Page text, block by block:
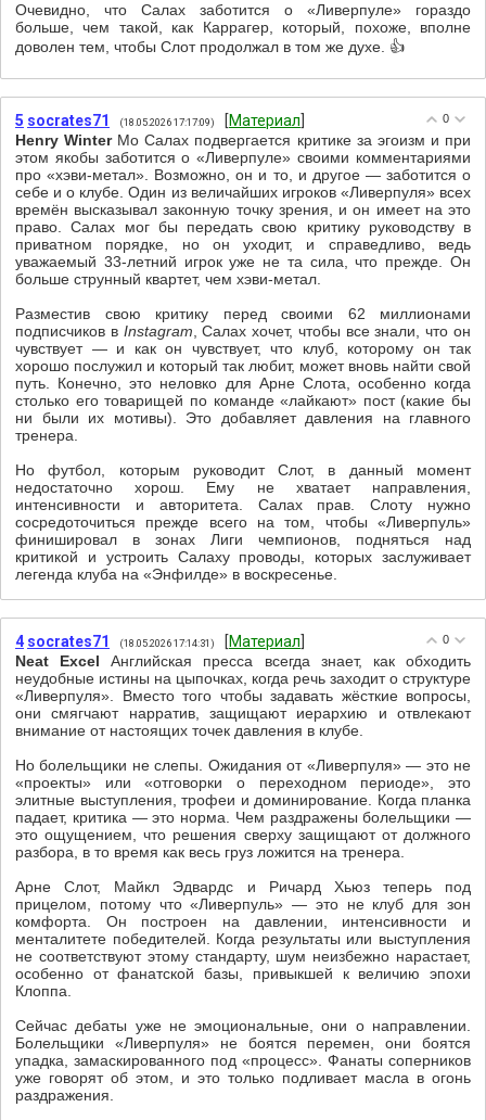
Очевидно, что Салах заботится о «Ливерпуле» гораздо
больше, чем такой, как Каррагер, который, похоже, вполне
доволен тем, чтобы Слот продолжал в том же духе. 👍
0
5 socrates71 (18.05.2026 17:17:09) [Материал
Henry WinterМо Салах подвергается критике за эгоизм и при
этом якобы заботится о «Ливерпуле» своими комментариями
про «хэви-метал». Возможно, он и то, и другое — заботится о
себе и о клубе. Один из величайших игроков «Ливерпуля» всех
времён высказывал законную точку зрения, и он имеет на это
право. Салах мог бы передать свою критику руководству в
приватном порядке, но он уходит, и справедливо, ведь
уважаемый 33-летний игрок уже не та сила, что прежде. Он
больше струнный квартет, чем хэви-метал.
Разместив свою критику перед своими 62 миллионами
подписчиков в Instagram , Салах хочет, чтобы все знали, что он
чувствует — и как он чувствует, что клуб, которому он так
хорошо послужил и который так любит, может вновь найти свой
путь. Конечно, это неловко для Арне Слота, особенно когда
столько его товарищей по команде «лайкают» пост (какие бы
ни были их мотивы). Это добавляет давления на главного
тренера.
Но футбол, которым руководит Слот, в данный момент
недостаточно хорош. Ему не хватает направления,
интенсивности и авторитета. Салах прав. Слоту нужно
сосредоточиться прежде всего на том, чтобы «Ливерпуль»
финишировал в зонах Лиги чемпионов, подняться над
критикой и устроить Салаху проводы, которых заслуживает
легенда клуба на «Энфилде» в воскресенье.
0
4 socrates71 (18.05.2026 17:14:31) [Материал
Neat Excel Английская пресса всегда знает, как обходить
неудобные истины на цыпочках, когда речь заходит о структуре
«Ливерпуля». Вместо того чтобы задавать жёсткие вопросы,
они смягчают нарратив, защищают иерархию и отвлекают
внимание от настоящих точек давления в клубе.
Но болельщики не слепы. Ожидания от «Ливерпуля» — это не
«проекты» или «отговорки о переходном периоде», это
элитные выступления, трофеи и доминирование. Когда планка
падает, критика — это норма. Чем раздражены болельщики —
это ощущением, что решения сверху защищают от должного
разбора, в то время как весь груз ложится на тренера.
Арне Слот, Майкл Эдвардс и Ричард Хьюз теперь под
прицелом, потому что «Ливерпуль» — это не клуб для зон
комфорта. Он построен на давлении, интенсивности и
менталитете победителей. Когда результаты или выступления
не соответствуют этому стандарту, шум неизбежно нарастает,
особенно от фанатской базы, привыкшей к величию эпохи
Клоппа.
Сейчас дебаты уже не эмоциональные, они о направлении.
Болельщики «Ливерпуля» не боятся перемен, они боятся
упадка, замаскированного под «процесс». Фанаты соперников
уже говорят об этом, и это только подливает масла в огонь
раздражения.